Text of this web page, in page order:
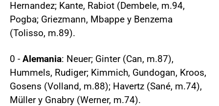
Hernandez; Kante, Rabiot (Dembele, m.94,
Pogba; Griezmann, Mbappe y Benzema
(Tolisso, m.89).
0 - Alemania: Neuer; Ginter (Can, m.87),
Hummels, Rudiger; Kimmich, Gundogan, Kroos,
Gosens (Volland, m.88); Havertz (Sané, m.74),
Müller y Gnabry (Werner, m.74).